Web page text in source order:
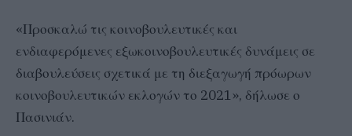
«Προσκαλώ τις κοινοβουλευτικές και
ενδιαφερόμενες εξωκοινοβουλευτικές δυνάμεις σε
διαβουλεύσεις σχετικά με τη διεξαγωγή πρόωρων
κοινοβουλευτικών εκλογών το 2021», δήλωσε ο
Πασινιάν.